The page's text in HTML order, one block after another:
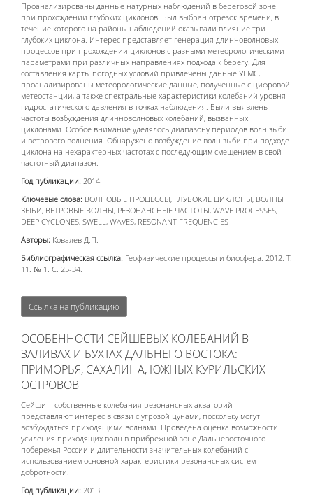
Проанализированы данные натурных наблюдений в береговой зоне
при прохождении глубоких циклонов. Был выбран отрезок времени, в
течение которого на районы наблюдений оказывали влияние три
глубоких циклона. Интерес представляет генерация длинноволновых
процессов при прохождении циклонов с разными метеорологическими
параметрами при различных направлениях подхода к берегу. Для
составления карты погодных условий привлечены данные УГМС,
проанализированы метеорологические данные, полученные с цифровой
метеостанции, а также спектральные характеристики колебаний уровня
гидростатического давления в точках наблюдения. Были выявлены
частоты возбуждения длинноволновых колебаний, вызванных
циклонами. Особое внимание уделялось диапазону периодов волн зыби
и ветрового волнения. Обнаружено возбуждение волн зыби при подходе
циклона на нехарактерных частотах с последующим смещением в свой
частотный диапазон.
Год публикации: 2014
Ключевые слова: ВОЛНОВЫЕ ПРОЦЕССЫ, ГЛУБОКИЕ ЦИКЛОНЫ, ВОЛНЫ
ЗЫБИ, ВЕТРОВЫЕ ВОЛНЫ, РЕЗОНАНСНЫЕ ЧАСТОТЫ, WAVE PROCESSES,
DEEP CYCLONES, SWELL, WAVES, RESONANT FREQUENCIES
Авторы: Ковалев Д.П.
Библиографическая ссылка: Геофизические процессы и биосфера. 2012. Т.
11. № 1. С. 25-34.
Ссылка на публикацию
ОСОБЕННОСТИ СЕЙШЕВЫХ КОЛЕБАНИЙ В
ЗАЛИВАХ И БУХТАХ ДАЛЬНЕГО ВОСТОКА:
ПРИМОРЬЯ, САХАЛИНА, ЮЖНЫХ КУРИЛЬСКИХ
ОСТРОВОВ
Сейши – собственные колебания резонансных акваторий –
представляют интерес в связи с угрозой цунами, поскольку могут
возбуждаться приходящими волнами. Проведена оценка возможности
усиления приходящих волн в прибрежной зоне Дальневосточного
побережья России и длительности значительных колебаний с
использованием основной характеристики резонансных систем –
добротности.
Год публикации: 2013